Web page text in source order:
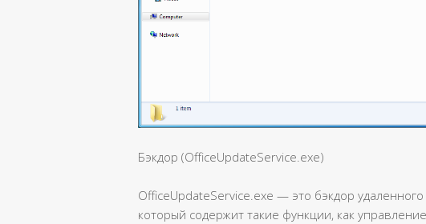
Бэкдор (OfficeUpdateService.exe)
OfficeUpdateService.exe — это бэкдор
который содержит такие функции, как